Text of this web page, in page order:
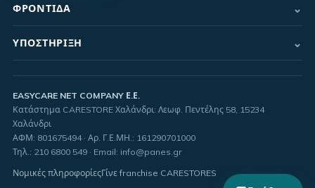
ΦΡΟΝΤΊΔΑ ⌄
ΥΠΟΣΤΉΡΙΞΗ ⌄
EASYCARE NET COMPANY Ε.Ε.
Κατάστημα CARESTORE Χαλάνδρι: Λεωφ. Πεντέλης 58, 15234
Χαλάνδρι
ΑΦΜ: 801675494· Αρ. Γ.Ε.ΜΗ.: 161290701000
Τηλ. : 210 6800 549 · Email: info@panes.gr
Νομικές πληροφορίεςΓίνε franchise CARESTORES